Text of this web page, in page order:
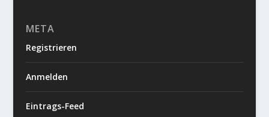
META
Registrieren
Anmelden
Eintrags-Feed